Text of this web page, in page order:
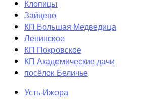
Клопицы
Зайцево
КП Большая Медведица
Ленинское
КП Покровское
КП Академические дачи
посёлок Беличье
Усть-Ижора